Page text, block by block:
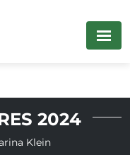
2024
Klein